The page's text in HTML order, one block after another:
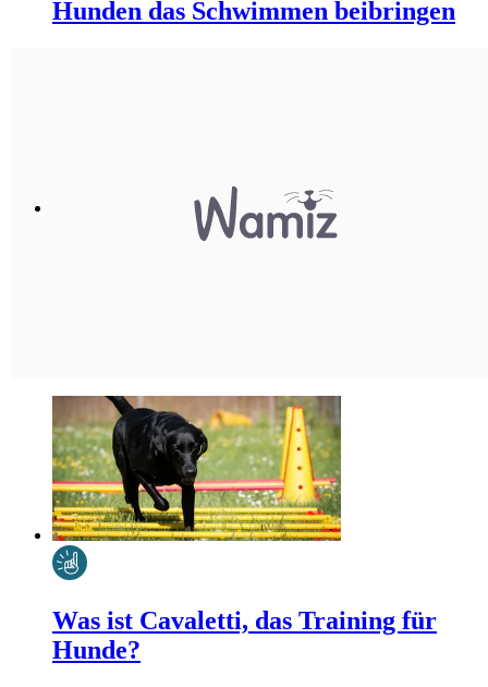
Hunden das Schwimmen beibringen
Was ist Cavaletti, das Training für
Hunde?